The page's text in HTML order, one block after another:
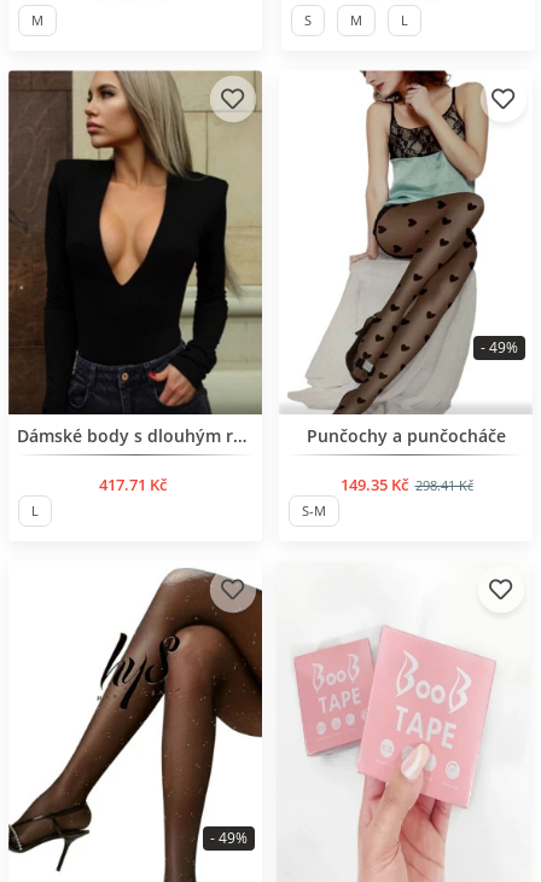
M S M L
BESTSELLERDámské body s dlouhým rukávem
417.71 Kč
L
BESTSELLER
Punčochy a punčocháče
149.35 Kč 298.41 Kč
- 49%
S-M
- 49%